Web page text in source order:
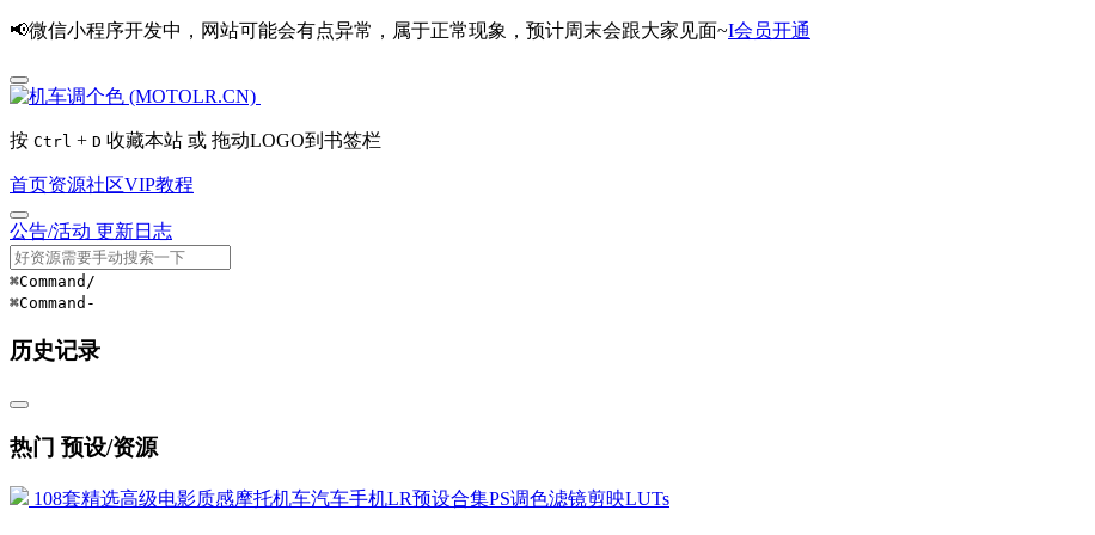
📢微信小程序开发中，网站可能会有点异常，属于正常现象，预计周末会跟大家见面~I会员开通
按 Ctrl + D 收藏本站 或 拖动LOGO到书签栏
首页资源社区VIP教程
公告/活动 更新日志
⌘Command /
⌘Command -
历史记录
热门 预设/资源
108套精选高级电影质感摩托机车汽车手机LR预设合集PS调色滤镜剪映LUTs